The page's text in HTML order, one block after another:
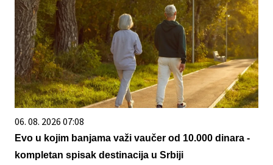
06. 08. 2026 07:08
Evo u kojim banjama važi vaučer od 10.000 dinara -
kompletan spisak destinacija u Srbiji